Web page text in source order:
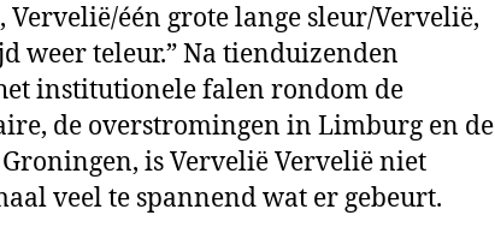
één grote lange sleur/Vervelië,
weer teleur.” Na tienduizenden
institutionele falen rondom de
de overstromingen in Limburg en de
is Vervelië Vervelië niet
veel te spannend wat er gebeurt.